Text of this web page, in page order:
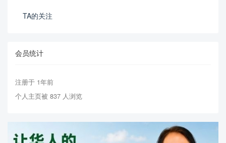
TA的关注
会员统计
注册于 1年前
个人主页被 837 人浏览